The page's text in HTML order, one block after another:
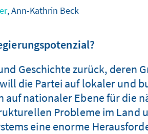
, Ann-Kathrin Beck
Geschichte zurück, deren
die Partei auf lokaler und
nationaler Ebene für die
Probleme im Land
eine enorme